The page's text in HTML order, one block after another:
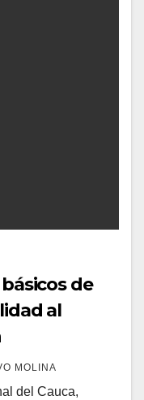
de
al
MOLINA
del Cauca,